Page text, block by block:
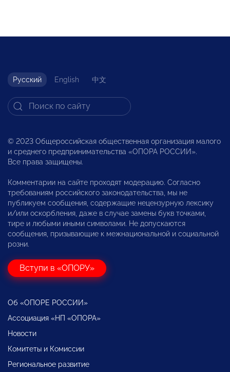
Русский English 中文
© 2023 Общероссийская общественная организация малого
и среднего предпринимательства «ОПОРА РОССИИ».
Все права защищены.
Комментарии на сайте проходят модерацию. Согласно
требованиям российского законодательства, мы не
публикуем сообщения, содержащие нецензурную лексику
и/или оскорбления, даже в случае замены букв точками,
тире и любыми иными символами. Не допускаются
сообщения, призывающие к межнациональной и социальной
розни.
Вступи в «ОПОРУ»
Об «ОПОРЕ РОССИИ»
Ассоциация «НП «ОПОРА»
Новости
Комитеты и Комиссии
Региональное развитие